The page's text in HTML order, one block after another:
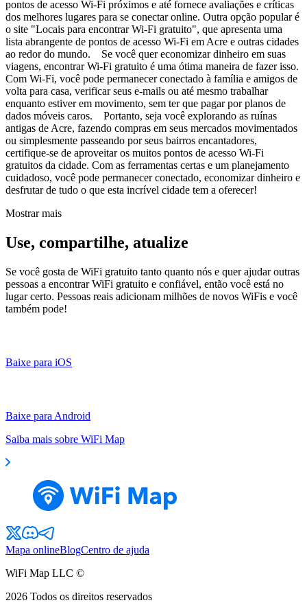
pontos de acesso Wi-Fi próximos e até fornece avaliações e críticas
dos melhores lugares para se conectar online. Outra opção popular é
o site "Locais para encontrar Wi-Fi gratuito", que apresenta uma
lista abrangente de pontos de acesso Wi-Fi em Acre e outras cidades
ao redor do mundo. Se você quer economizar dinheiro em suas
viagens, encontrar Wi-Fi gratuito é uma ótima maneira de fazer isso.
Com Wi-Fi, você pode permanecer conectado à família e amigos de
volta para casa, verificar seus e-mails ou até mesmo trabalhar
enquanto estiver em movimento, sem ter que pagar por planos de
dados móveis caros. Portanto, seja você explorando as ruínas
antigas de Acre, fazendo compras em seus mercados movimentados
ou simplesmente passeando por seus bairros encantadores,
certifique-se de aproveitar os muitos pontos de acesso Wi-Fi
gratuitos da cidade. Com as ferramentas certas e um planejamento
cuidadoso, você pode permanecer conectado, economizar dinheiro e
desfrutar de tudo o que esta incrível cidade tem a oferecer!
Mostrar mais
Use, compartilhe, atualize
Se você gosta de WiFi gratuito tanto quanto nós e quer ajudar outras
pessoas a encontrar WiFi gratuito e confiável, então você está no
lugar certo. Pessoas reais adicionam milhões de novos WiFis e você
também pode!
Baixe para iOS
Baixe para Android
Saiba mais sobre WiFi Map
Mapa onlineBlogCentro de ajuda
WiFi Map LLC ©
2026 Todos os direitos reservados